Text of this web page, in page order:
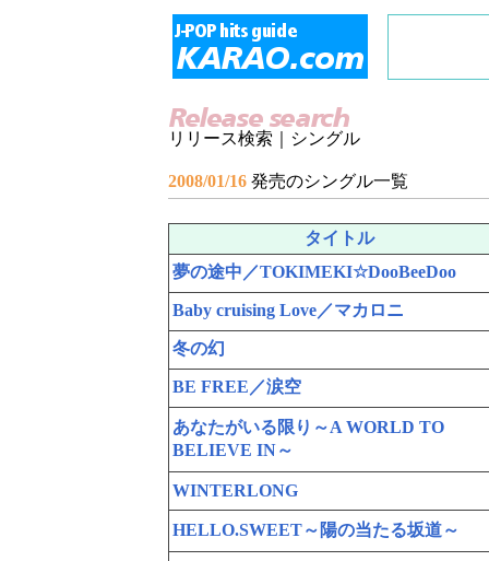
リリース検索｜シングル
2008/01/16 発売のシングル一覧
タイトル
夢の途中／TOKIMEKI☆DooBeeDoo
Baby cruising Love／マカロニ
冬の幻
BE FREE／涙空
あなたがいる限り～A WORLD TO
BELIEVE IN～
WINTERLONG
HELLO.SWEET～陽の当たる坂道～